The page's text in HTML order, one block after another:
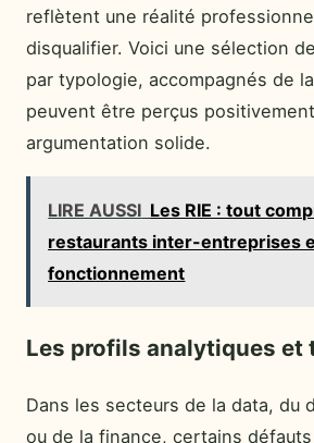
reflètent une réalité
disqualifier. Voici une sélection
par typologie, accompagnés de
peuvent être perçus
argumentation solide.
LIRE AUSSI Les RIE : tout
restaurants inter-entreprises
fonctionnement
Les profils analytiques et
Dans les secteurs de la data, du
ou de la finance, certains